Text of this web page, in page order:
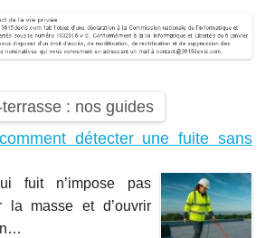
: nos guides
détecter une fuite sans
fuit n’impose pas
la masse et d’ouvrir